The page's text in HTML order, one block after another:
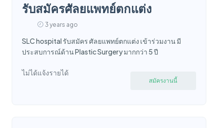
รับสมัครศัลยแพทย์ตกแต่ง
3 years ago
SLC hospital รับสมัคร ศัลยแพทย์ตกแต่ง เข้าร่วมงาน มี
ประสบการณ์ด้าน Plastic Surgery มากกว่า 5 ปี
ไม่ได้แจ้งรายได้
สมัครงานนี้